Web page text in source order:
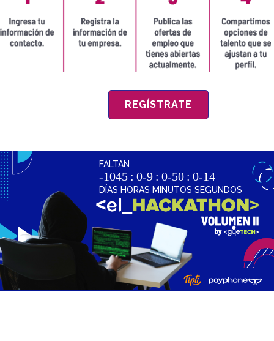
REGÍSTRATE
FALTAN
-1045 : 0-9 : 0-50 : 0-14
DÍAS HORAS MINUTOS SEGUNDOS